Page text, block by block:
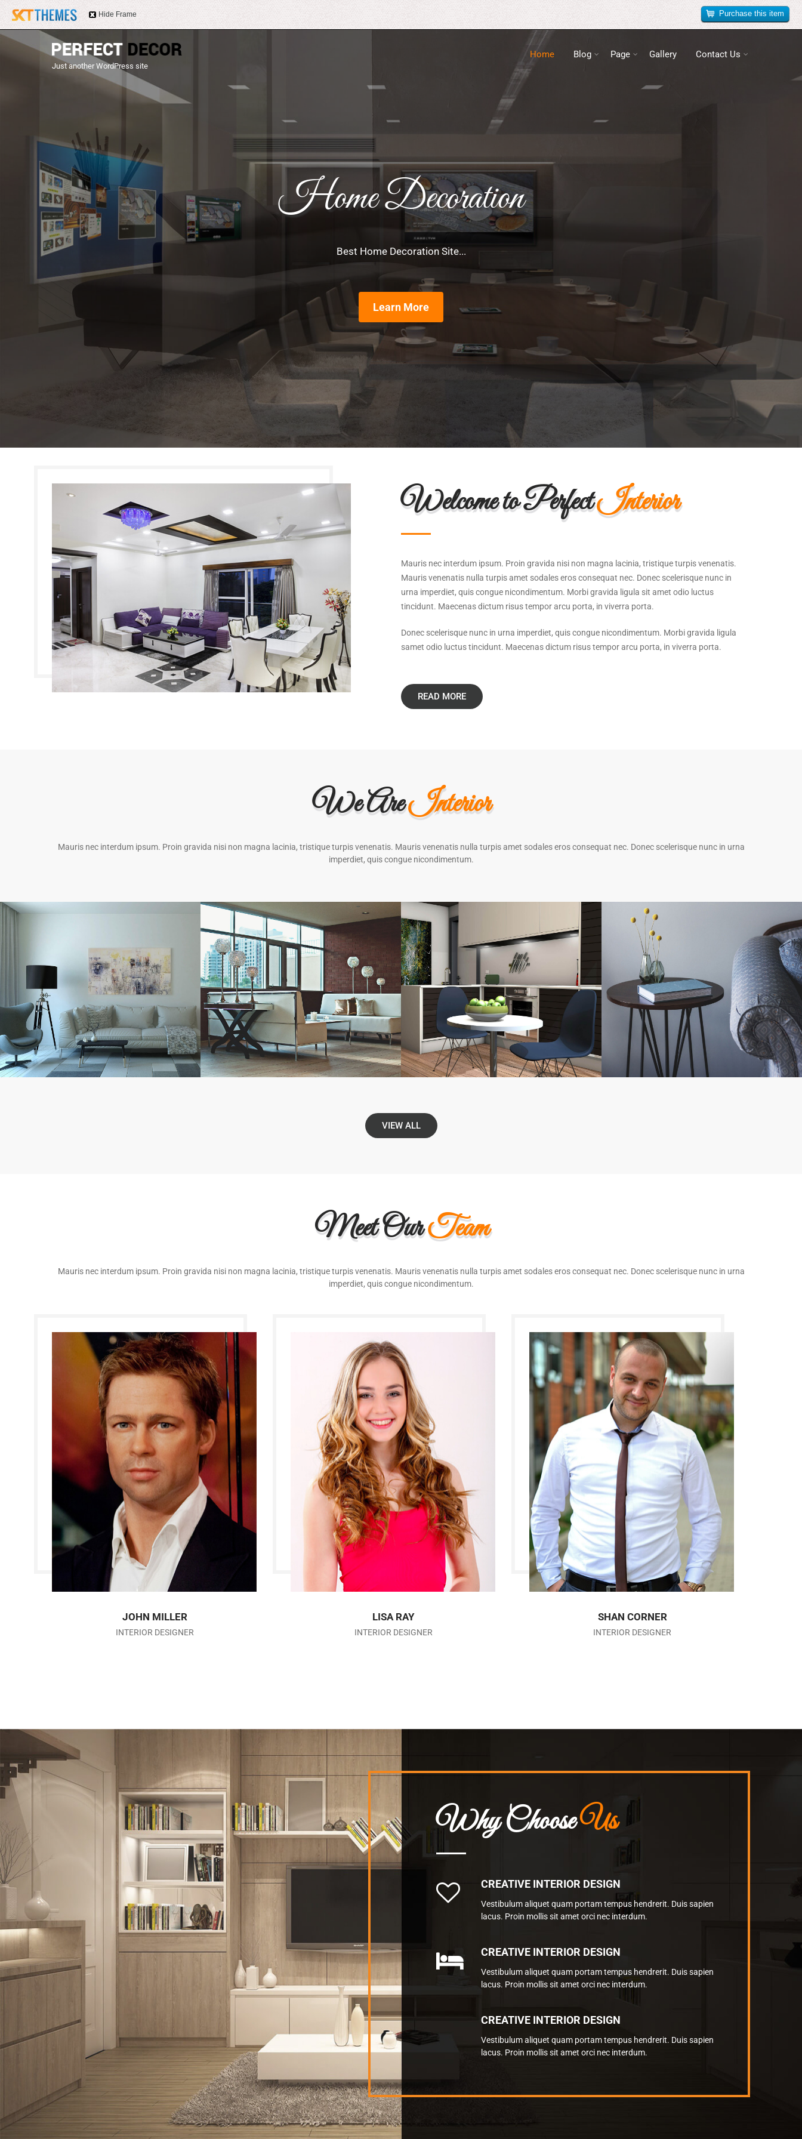
Just another WordPress site
Home Blog Page Gallery Contact Us
Home Decoration
Best Home Decoration Site...
Learn More
Welcome to PerfectInterior
Mauris nec interdum ipsum. Proin gravida nisi non magna lacinia, tristique turpis venenatis.
Mauris venenatis nulla turpis amet sodales eros consequat nec. Donec scelerisque nunc in
urna imperdiet, quis congue nicondimentum. Morbi gravida ligula sit amet odio luctus
tincidunt. Maecenas dictum risus tempor arcu porta, in viverra porta.
Donec scelerisque nunc in urna imperdiet, quis congue nicondimentum. Morbi gravida ligula
samet odio luctus tincidunt. Maecenas dictum risus tempor arcu porta, in viverra porta.
READ MORE
We AreInterior
Mauris nec interdum ipsum. Proin gravida nisi non magna lacinia, tristique turpis venenatis. Mauris venenatis nulla turpis amet sodales eros consequat nec. Donec scelerisque nunc in urna
imperdiet, quis congue nicondimentum.
VIEW ALL
Meet OurTeam
Mauris nec interdum ipsum. Proin gravida nisi non magna lacinia, tristique turpis venenatis. Mauris venenatis nulla turpis amet sodales eros consequat nec. Donec scelerisque nunc in urna
imperdiet, quis congue nicondimentum.
JOHN MILLER
INTERIOR DESIGNER
LISA RAY
INTERIOR DESIGNER
SHAN CORNER
INTERIOR DESIGNER
Why ChooseUs
CREATIVE INTERIOR DESIGN
Vestibulum aliquet quam portam tempus hendrerit. Duis sapien
lacus. Proin mollis sit amet orci nec interdum.
CREATIVE INTERIOR DESIGN
Vestibulum aliquet quam portam tempus hendrerit. Duis sapien
lacus. Proin mollis sit amet orci nec interdum.
CREATIVE INTERIOR DESIGN
Vestibulum aliquet quam portam tempus hendrerit. Duis sapien
lacus. Proin mollis sit amet orci nec interdum.
Hide Frame Purchase this item